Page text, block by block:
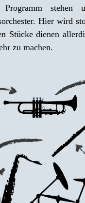
stehen
Hier wird
Stücke dienen
zu machen.